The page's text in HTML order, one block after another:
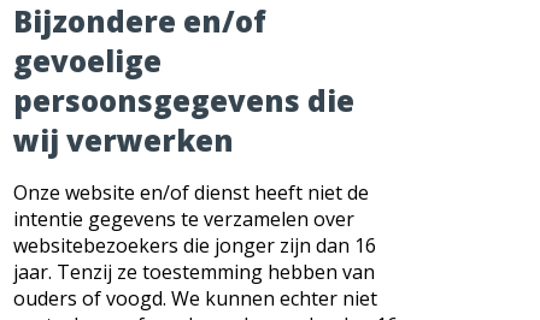
Bijzondere en/of
gevoelige
persoonsgegevens die
wij verwerken
Onze website en/of dienst heeft niet de
intentie gegevens te verzamelen over
websitebezoekers die jonger zijn dan 16
jaar. Tenzij ze toestemming hebben van
ouders of voogd. We kunnen echter niet